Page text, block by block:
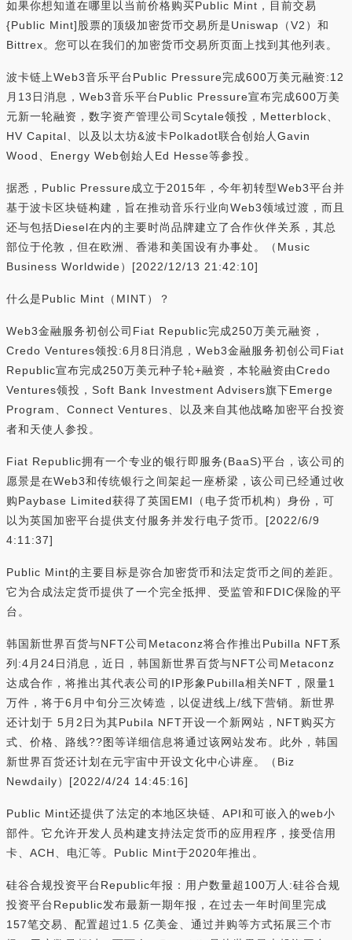
如果你想知道在哪里以当前价格购买Public Mint，目前交易
{Public Mint]股票的顶级加密货币交易所是Uniswap（V2）和
Bittrex。您可以在我们的加密货币交易所页面上找到其他列表。
波卡链上Web3音乐平台Public Pressure完成600万美元融资:12
月13日消息，Web3音乐平台Public Pressure宣布完成600万美
元新一轮融资，数字资产管理公司Scytale领投，Metterblock、
HV Capital、以及以太坊&波卡Polkadot联合创始人Gavin
Wood、Energy Web创始人Ed Hesse等参投。
据悉，Public Pressure成立于2015年，今年初转型Web3平台并
基于波卡区块链构建，旨在推动音乐行业向Web3领域过渡，而且
还与包括Diesel在内的主要时尚品牌建立了合作伙伴关系，其总
部位于伦敦，但在欧洲、香港和美国设有办事处。（Music
Business Worldwide）[2022/12/13 21:42:10]
什么是Public Mint（MINT）？
Web3金融服务初创公司Fiat Republic完成250万美元融资，
Credo Ventures领投:6月8日消息，Web3金融服务初创公司Fiat
Republic宣布完成250万美元种子轮+融资，本轮融资由Credo
Ventures领投，Soft Bank Investment Advisers旗下Emerge
Program、Connect Ventures、以及来自其他战略加密平台投资
者和天使人参投。
Fiat Republic拥有一个专业的银行即服务(BaaS)平台，该公司的
愿景是在Web3和传统银行之间架起一座桥梁，该公司已经通过收
购Paybase Limited获得了英国EMI（电子货币机构）身份，可
以为英国加密平台提供支付服务并发行电子货币。[2022/6/9
4:11:37]
Public Mint的主要目标是弥合加密货币和法定货币之间的差距。
它为合成法定货币提供了一个完全抵押、受监管和FDIC保险的平
台。
韩国新世界百货与NFT公司Metaconz将合作推出Pubilla NFT系
列:4月24日消息，近日，韩国新世界百货与NFT公司Metaconz
达成合作，将推出其代表公司的IP形象Pubilla相关NFT，限量1
万件，将于6月中旬分三次铸造，以促进线上/线下营销。新世界
还计划于 5月2日为其Pubila NFT开设一个新网站，NFT购买方
式、价格、路线??图等详细信息将通过该网站发布。此外，韩国
新世界百货还计划在元宇宙中开设文化中心讲座。（Biz
Newdaily）[2022/4/24 14:45:16]
Public Mint还提供了法定的本地区块链、API和可嵌入的web小
部件。它允许开发人员构建支持法定货币的应用程序，接受信用
卡、ACH、电汇等。Public Mint于2020年推出。
硅谷合规投资平台Republic年报：用户数量超100万人:硅谷合规
投资平台Republic发布最新一期年报，在过去一年时间里完成
157笔交易、配置超过1.5 亿美金、通过并购等方式拓展三个市